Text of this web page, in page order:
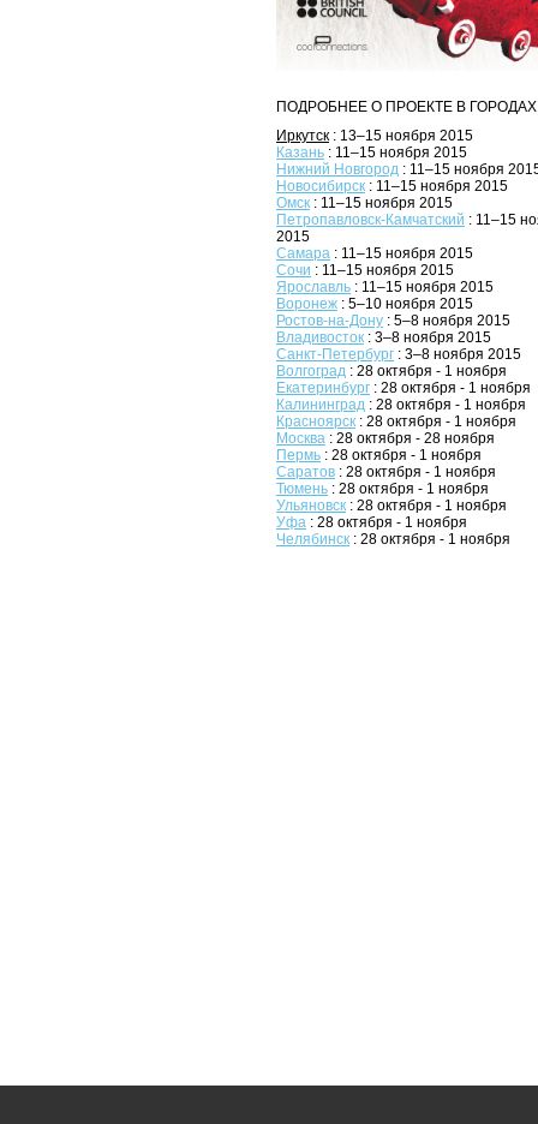
ПОДРОБНЕЕ О ПРОЕКТЕ В
Иркутск : 13–15 ноября 2015
Казань : 11–15 ноября 2015
Нижний Новгород : 11–15 ноября
Новосибирск : 11–15 ноября 2015
Омск : 11–15 ноября 2015
Петропавловск-Камчатский : 11–15
2015
Самара : 11–15 ноября 2015
Сочи : 11–15 ноября 2015
Ярославль : 11–15 ноября 2015
Воронеж : 5–10 ноября 2015
Ростов-на-Дону : 5–8 ноября 2015
Владивосток : 3–8 ноября 2015
Санкт-Петербург : 3–8 ноября 2015
Волгоград : 28 октября - 1 ноября
Екатеринбург : 28 октября - 1 ноября
Калининград : 28 октября - 1 ноября
Красноярск : 28 октября - 1 ноября
Москва : 28 октября - 28 ноября
Пермь : 28 октября - 1 ноября
Саратов : 28 октября - 1 ноября
Тюмень : 28 октября - 1 ноября
Ульяновск : 28 октября - 1 ноября
Уфа : 28 октября - 1 ноября
Челябинск : 28 октября - 1 ноября